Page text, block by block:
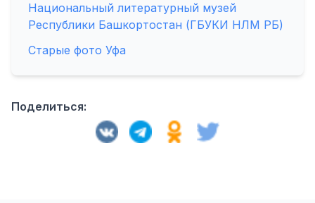
Национальный литературный музей
Республики Башкортостан (ГБУКИ НЛМ РБ)
Старые фото Уфа
Поделиться: